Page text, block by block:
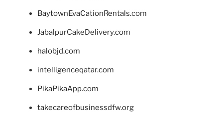
BaytownEvaCationRentals.com
JabalpurCakeDelivery.com
halobjd.com
intelligenceqatar.com
PikaPikaApp.com
takecareofbusinessdfw.org